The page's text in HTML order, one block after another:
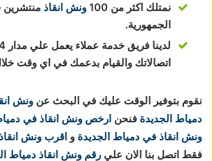
نمتلك اكثر من 100
ونش انقاذ منتشرين
الجمهورية.
اتصالاتك والقيام بدعمك في اي وقت
نقوم بتوفير الوقت عليك في البحث عن ونش
دمياط الجديدة فنحن ارخص ونش انقاذ في
ونش انقاذ في دمياط الجديدة و اقرب ونش
فقط اتصل بنا الان علي رقم ونش انقاذ دمياط